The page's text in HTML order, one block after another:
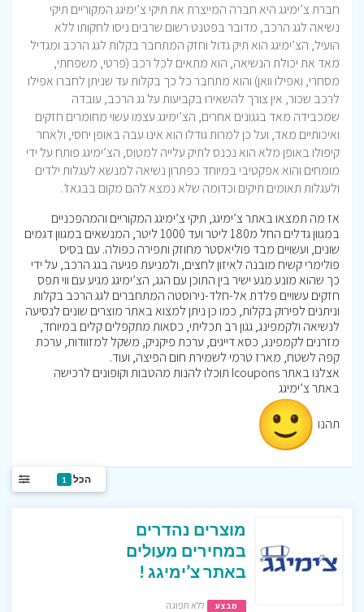
חברת צ’ימיגג היא חברה המייצרת את תיקי צ’ימיגג המקוריים תיקי
נשיאה לגג הרכב, מדובר בפטנט רשום שרבים ניסו לחקותו ללא
הועיל, הצ’ימיגג הוא תיק גדול וחזק המתחבר בקלות לגג הרכב ומגדיל
מאד את יכולת הנשיאה, הוא מתאים לכל רכב (פרטי, משפחתי,
מסחרי, ואפילו וואן) והוא מתחבר כל כך בקלות עד שניתן לחברו אפילו
לרכב שכור, אין צורך להשאירו בקביעות על גג הרכב, עובדה
שמכבידה מאד בגגונים אחרים, הצ’ימיגג עצמו עשוי מחומרים חזקים
ואיכותיים מאד, ועל כן למרות גודלו הוא אינו עבה באופן יחסי, ולאחר
קיפולו באופן מלא הוא נכנס לתיק עלייה למטוס, הצ’ימיגג פותח על ידי
מומחים והוא אפקטיבי במיוחד כפתרון נשיאה למנשא לעגלות ילדים
ולעגלות תאומים תיקים וכדומה שלא נמצא להם מקום בבגאז’.
אז מה תמצאו באתר צ’ימיגג, תיקי צ’ימיגג המקוריים והמהפכניים
במגוון גדלים החל מ180 ליטר ועד 1000 ליטר, המנשאים במגוון דגמים
שונים, ועשויים מבד פוליאסטר מחוזק ותפירה כפולה. עם בסיס
פולימרי קשיח מובנה לאיזון לחצים, ולמניעת פגיעה בגג הרכב, על ידי
כך שהוא מונע מגע ישיר בין התוכן עם הגג, הצ’ימיגג מגיע עם ווי תפס
חזקים עשויים פלדת אל-חלד-נירוסטה המתחברים לגג הרכב בקלות
וניתנים לפירוק בקלות, כמו כן ניתן למצוא באתר מוצרים שונים לנסיעה
לנשיאה ולקמפינג, גגון רב תכליתי, כסאות מתקפלים קלים במיוחד,
מזרנים לקמפינג, כסא דייגים, ערכת פיקניק, משקל למזוודות, ערכת
קפה לשטח, מארז טרמי לשמירת חום הפיצה, ועוד.
אצלנו באתר Icoupons תוכלו להנות מהטבות וקופונים לרכישה
באתר צ’ימיגג
תהנו
הכל 1
מוצרים נהדרים
במחירים מעולים
באתר צ’ימיגג !
מבצע ללא תפוגה